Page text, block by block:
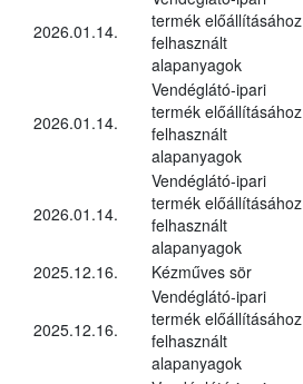
2026.01.14.
termék előállításához
felhasznált
alapanyagok
2026.01.14.
Vendéglátó-ipari
termék előállításához
felhasznált
alapanyagok
2026.01.14.
Vendéglátó-ipari
termék előállításához
felhasznált
alapanyagok
2025.12.16. Kézműves sör
2025.12.16.
Vendéglátó-ipari
termék előállításához
felhasznált
alapanyagok